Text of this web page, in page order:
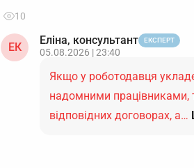
10
ЕК
Еліна, консультант ЕКСПЕРТ
05.08.2026 | 23:40
Якщо у роботодавця
надомними працівниками,
відповідних договорах, а…